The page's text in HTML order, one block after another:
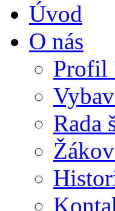
Úvod
O nás
Profil
Rada